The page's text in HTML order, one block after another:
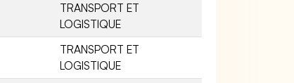
TRANSPORT ET
LOGISTIQUE
TRANSPORT ET
LOGISTIQUE